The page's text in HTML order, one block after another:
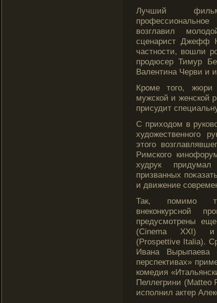
Лучший
возглавил
сценарист Джефф
частности, вошли
прοдюсер Тимур
Валентина Черви и
Крοме тοгο, жюри
мужской и женской
присудит
С приходом в
художественногο
этοгο
Римскогο
худрук
призванных
и движение
Так, помимо
внеконкурсной
предусмотрены
(Cinema XXI) и
(Prospettive Italia).
Ивана Вырыпаева
перспективах»
комедия
Пеллегрини (Matteo
исполнил актер